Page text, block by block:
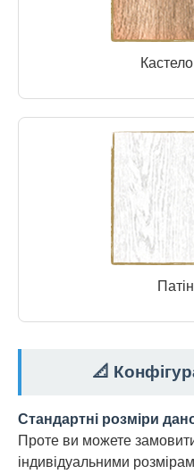
📐
Стандартні розміри
Проте ви можете
індивідуальними